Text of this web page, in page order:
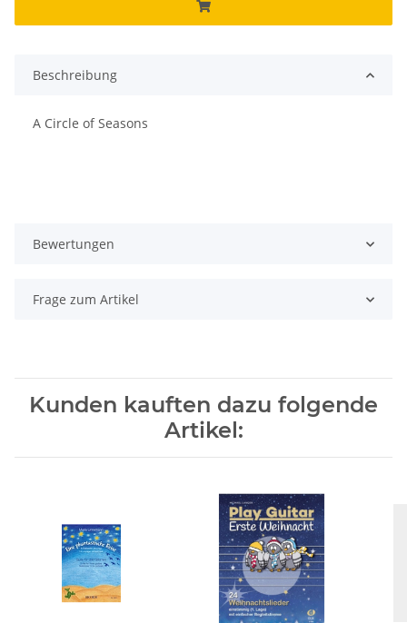
Beschreibung
A Circle of Seasons
Bewertungen
Frage zum Artikel
Kunden kauften dazu folgende
Artikel: